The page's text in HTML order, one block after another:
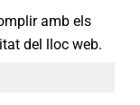
amb els
del lloc web.